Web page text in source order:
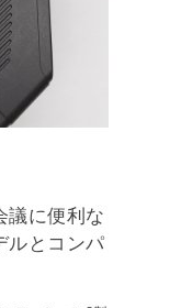
議に便利な
ルとコンパ